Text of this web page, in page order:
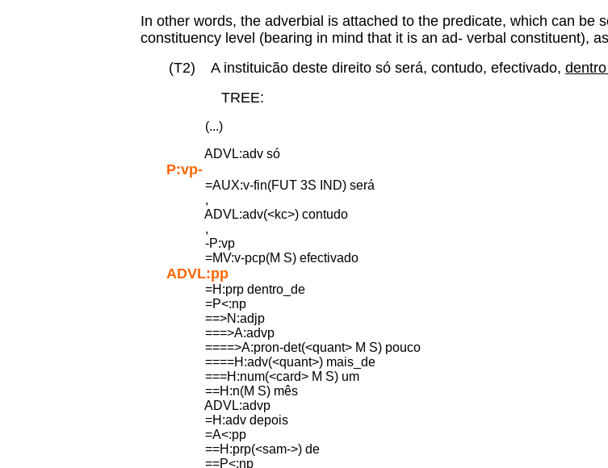
In other words, the adverbial is attached to the predicate, which can
constituency level (bearing in mind that it is an ad- verbal constituent),
(T2) A instituicão deste direito só será, contudo, efectivado,
TREE:
(...)
ADVL:adv só
P:vp-
=AUX:v-fin(FUT 3S IND) será
,
ADVL:adv(<kc>) contudo
,
-P:vp
=MV:v-pcp(M S) efectivado
ADVL:pp
=H:prp dentro_de
=P<:np
==>N:adjp
===>A:advp
====>A:pron-det(<quant> M S) pouco
====H:adv(<quant>) mais_de
===H:num(<card> M S) um
==H:n(M S) mês
ADVL:advp
=H:adv depois
=A<:pp
==H:prp(<sam->) de
==P<:np